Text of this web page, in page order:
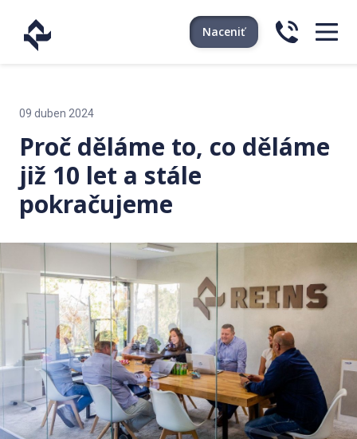
Naceniť
09 duben 2024
Proč děláme to, co děláme
již 10 let a stále
pokračujeme